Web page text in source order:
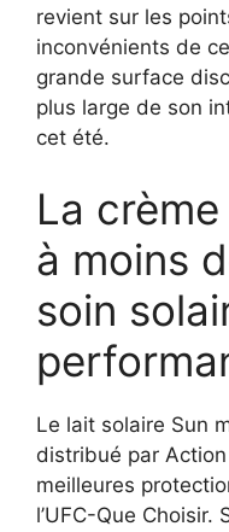
revient sur les
inconvénients de
grande surface
plus large de son
cet été.
La
à moins
soin
Le lait solaire Sun
distribué par
meilleures
l’UFC-Que